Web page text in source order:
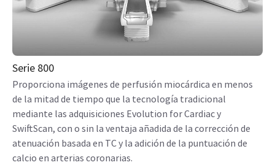
Serie 800
Proporciona imágenes de perfusión miocárdica en menos
de la mitad de tiempo que la tecnología tradicional
mediante las adquisiciones Evolution for Cardiac y
SwiftScan, con o sin la ventaja añadida de la corrección de
atenuación basada en TC y la adición de la puntuación de
calcio en arterias coronarias.